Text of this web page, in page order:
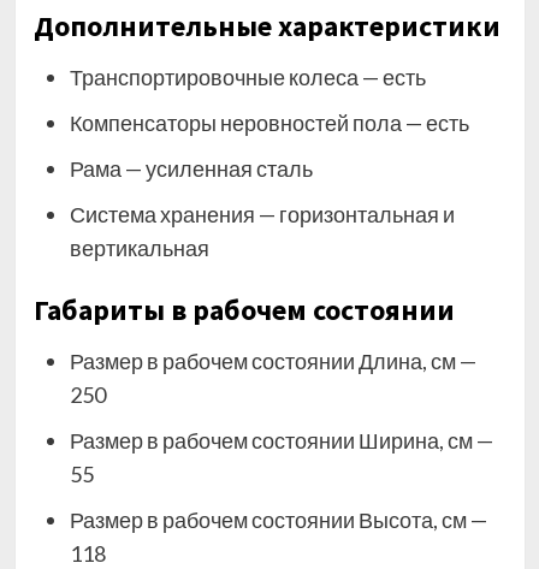
Дополнительные xарактеристики
Транспортировочные колеса — есть
Компенсаторы неровностей пола — есть
Рама — усиленная сталь
Система хранения — горизонтальная и
вертикальная
Габариты в рабочем состоянии
Размер в рабочем состоянии Длина, см —
250
Размер в рабочем состоянии Ширина, см —
55
Размер в рабочем состоянии Высота, см —
118